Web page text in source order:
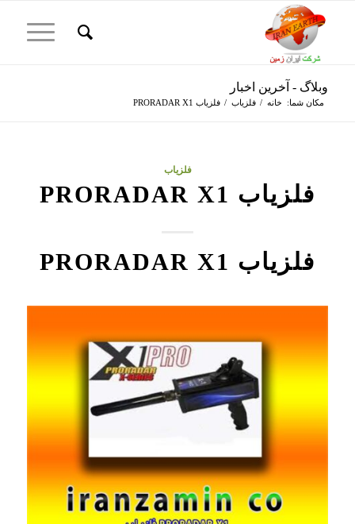
وبلاگ - آخرین اخبار
مکان شما: خانه / فلزیاب / فلزیاب PRORADAR X1
فلزیاب
فلزیاب PRORADAR X1
فلزیاب PRORADAR X1